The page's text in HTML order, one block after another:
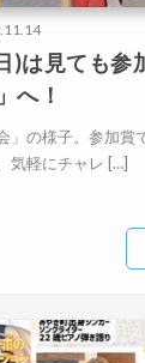
)は見ても参
へ！
」の様子。参加賞
気軽にチャレ […]